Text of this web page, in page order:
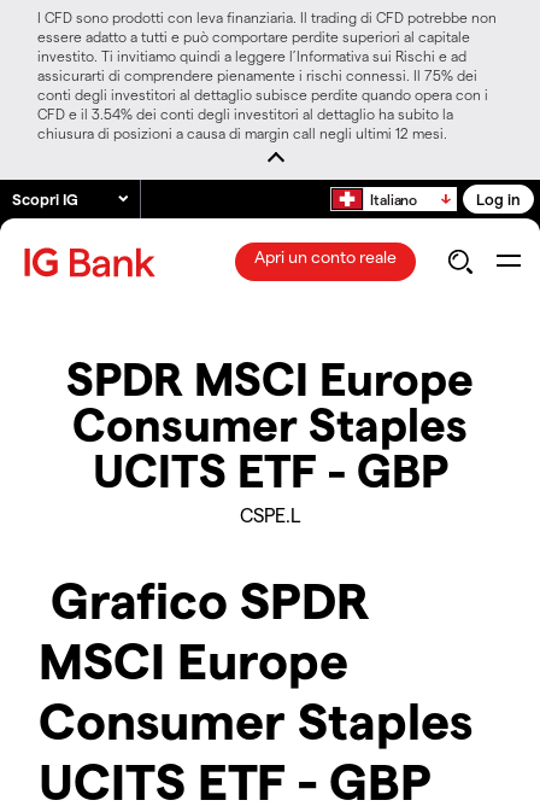
I CFD sono prodotti con leva finanziaria. Il trading di CFD potrebbe non
essere adatto a tutti e può comportare perdite superiori al capitale
investito. Ti invitiamo quindi a leggere l’Informativa sui Rischi e ad
assicurarti di comprendere pienamente i rischi connessi. Il 75% dei
conti degli investitori al dettaglio subisce perdite quando opera con i
CFD e il 3.54% dei conti degli investitori al dettaglio ha subito la
chiusura di posizioni a causa di margin call negli ultimi 12 mesi.
Scopri IG Italiano Log in
Apri un conto reale
SPDR MSCI Europe
Consumer Staples
UCITS ETF - GBP
CSPE.L
Grafico SPDR
MSCI Europe
Consumer Staples
UCITS ETF - GBP